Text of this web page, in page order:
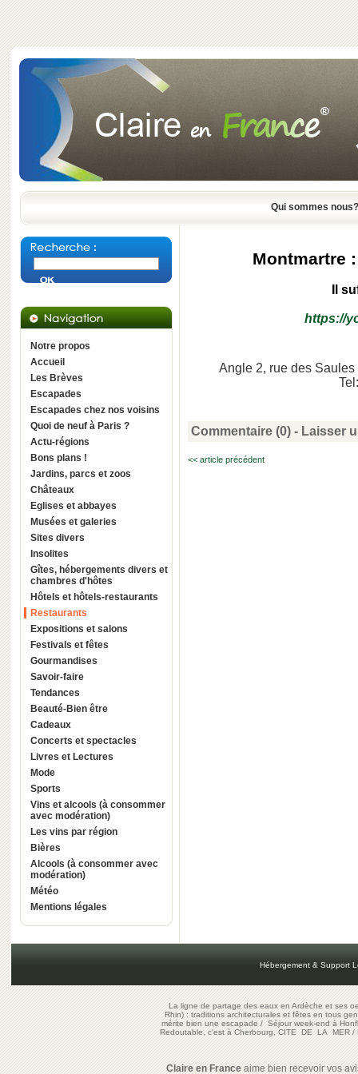
Qui sommes nous?
Notre propos
Accueil
Les Brèves
Escapades
Escapades chez nos voisins
Quoi de neuf à Paris ?
Actu-régions
Bons plans !
Jardins, parcs et zoos
Châteaux
Eglises et abbayes
Musées et galeries
Sites divers
Insolites
Gîtes, hébergements divers et
chambres d'hôtes
Hôtels et hôtels-restaurants
Restaurants
Expositions et salons
Festivals et fêtes
Gourmandises
Savoir-faire
Tendances
Beauté-Bien être
Cadeaux
Concerts et spectacles
Livres et Lectures
Mode
Sports
Vins et alcools (à consommer
avec modération)
Les vins par région
Bières
Alcools (à consommer avec
modération)
Météo
Mentions légales
Montmartre
Il
https://
Angle 2, rue des
Commentaire (0) - Laisser
<< article précédent
Hébergement & Support
La ligne de partage des eaux en Ardèche et ses
Rhin) : traditions architecturales et fêtes en tous
mérite bien une escapade/Séjour week-end à
Redoutable, c'est à Cherbourg, CITE DE LA MER/
Claire en Franceaime bien recevoir vos